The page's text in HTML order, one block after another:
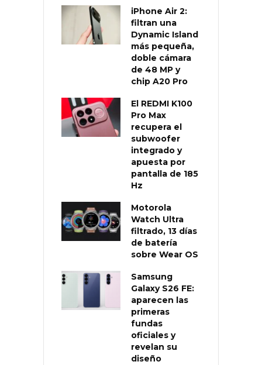
iPhone Air 2:
filtran una
Dynamic Island
más pequeña,
doble cámara
de 48 MP y
chip A20 Pro
El REDMI K100
Pro Max
recupera el
subwoofer
integrado y
apuesta por
pantalla de 185
Hz
Motorola
Watch Ultra
filtrado, 13 días
de batería
sobre Wear OS
Samsung
Galaxy S26 FE:
aparecen las
primeras
fundas
oficiales y
revelan su
diseño